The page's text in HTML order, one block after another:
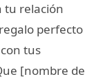
tu relación
perfecto
tus
[nombre de